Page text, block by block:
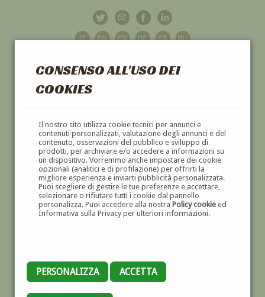
CONSENSO ALL'USO DEI
COOKIES
Il nostro sito utilizza cookie tecnici per annunci e
contenuti personalizzati, valutazione degli annunci e del
contenuto, osservazioni del pubblico e sviluppo di
prodotti, per archiviare e/o accedere a informazioni su
un dispositivo. Vorremmo anche impostare dei cookie
opzionali (analitici e di profilazione) per offrirti la
migliore esperienza e inviarti pubblicità personalizzata.
Puoi scegliere di gestire le tue preferenze e accettare,
selezionare o rifiutare tutti i cookie dal pannello
personalizza. Puoi accedere alla nostra Policy cookieed
Informativa sulla Privacy per ulteriori informazioni.
PERSONALIZZA ACCETTA
GALLERIAD'ARTE
DIPINTI E SCULTURE '800 E '900